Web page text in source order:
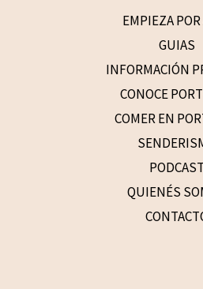
EMPIEZA
GUIAS
INFORMACIÓN
CONOCE
COMER EN
PODCAST
QUIENÉS